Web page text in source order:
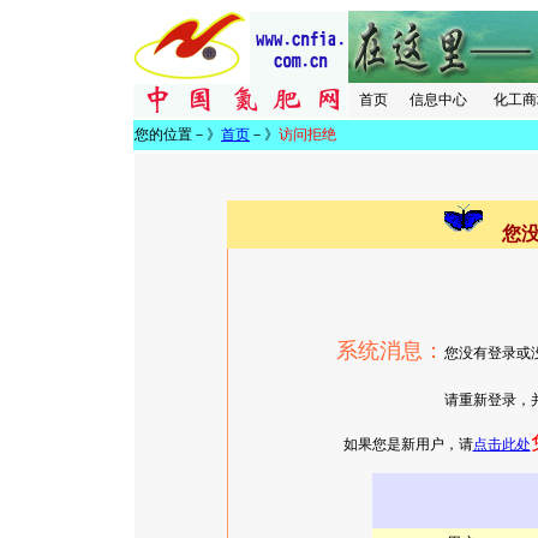
首页 信息中心 化工
您的位置－》 首页 －》 访问拒绝
您
系统消息： 您没有登录或
请重新登录，并确认有相
如果您是新用户，请点击此处